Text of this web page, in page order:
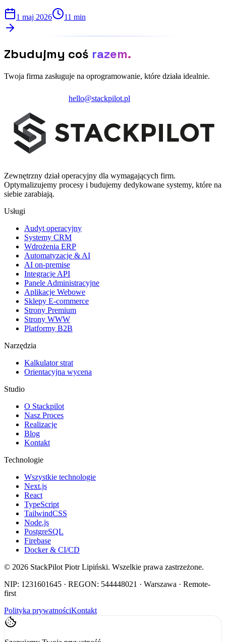
1 maj 2026 11 min
Zbudujmy coś razem.
Twoja firma zasługuje na oprogramowanie, które działa idealnie.
hello@stackpilot.pl
Zewnętrzny dział operacyjny dla wymagających firm.
Optymalizujemy procesy i budujemy dedykowane systemy, które na
siebie zarabiają.
Usługi
Audyt operacyjny
Systemy CRM
Wdrożenia ERP
Automatyzacje & AI
AI on-premise
Integracje API
Panele Administracyjne
Aplikacje Webowe
Sklepy E-commerce
Strony Premium
Strony WWW
Platformy B2B
Narzędzia
Kalkulator strat
Orientacyjna wycena
Studio
O Stackpilot
Nasz Proces
Realizacje
Blog
Kontakt
Technologie
Wszystkie technologie
Next.js
React
TypeScript
TailwindCSS
Node.js
PostgreSQL
Firebase
Docker & CI/CD
© 2026 StackPilot Piotr Lipiński. Wszelkie prawa zastrzeżone.
NIP: 1231601645 · REGON: 544448021 · Warszawa · Remote-
first
Polityka prywatnościKontakt